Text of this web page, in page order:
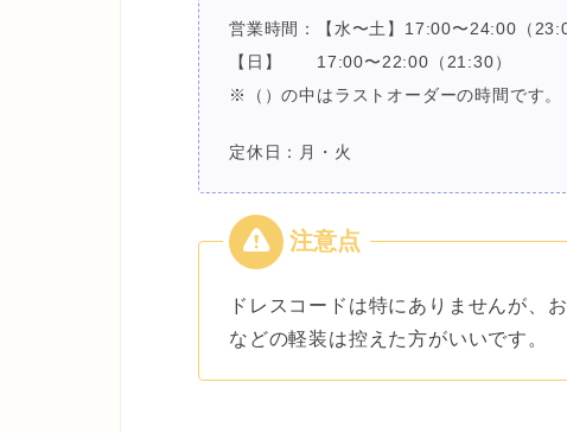
営業時間：【水〜土】17:00〜24:00（
【日】 17:00〜22:00（21:30）
※（）の中はラストオーダーの時間です。
定休日：月・火
ドレスコードは特にありませんが、
などの軽装は控えた方がいいです。